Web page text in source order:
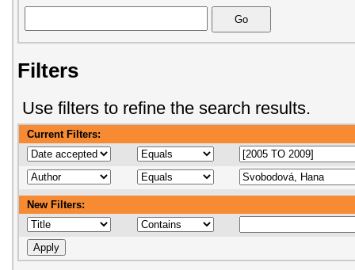
Filters
Use filters to refine the search results.
Current Filters:
New Filters: